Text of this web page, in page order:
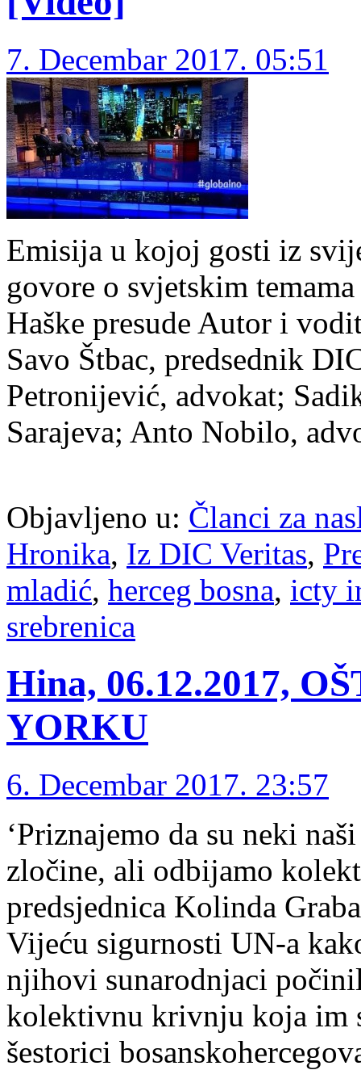
7. Decembar 2017. 05:51
Emisija u kojoj gosti iz
govore o svjetskim
Haške presude Autor i
Savo Štbac, predsednik
Petronijević, advokat;
Sarajeva; Anto Nobilo,
Objavljeno u: Članci za
Hronika, Iz DIC Veritas,
mladić, herceg bosna, icty
srebrenica
Hina, 06.12.2017,
YORKU
6. Decembar 2017. 23:57
‘Priznajemo da su neki
zločine, ali odbijamo
predsjednica Kolinda
Vijeću sigurnosti UN-a
njihovi sunarodnjaci
kolektivnu krivnju koja im
šestorici